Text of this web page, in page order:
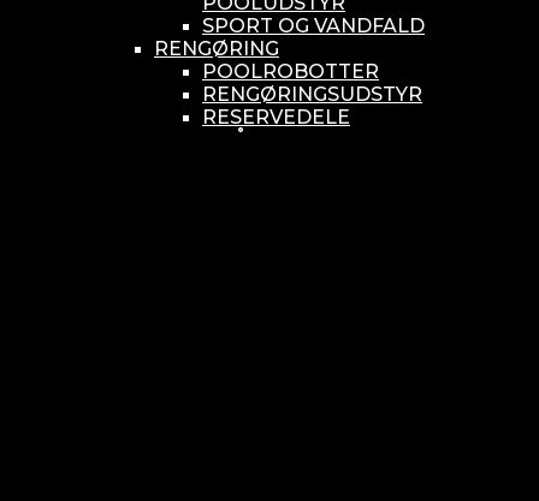
SPORT OG VANDFALD
RENGØRING
POOLROBOTTER
RENGØRINGSUDSTYR
RESERVEDELE
SMÅ BUNDSUGERE